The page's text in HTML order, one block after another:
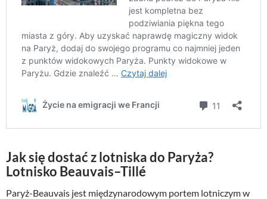
Jak się dostać z lotniska do Paryża?
Lotnisko Beauvais–Tillé
Paryż-Beauvais jest międzynarodowym portem lotniczym w